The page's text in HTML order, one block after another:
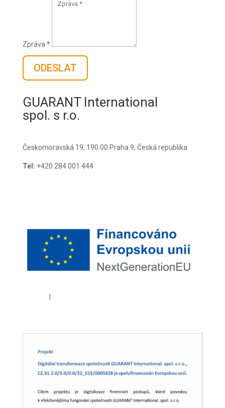
Zpráva *
ODESLAT
GUARANT International
spol. s r.o.
Českomoravská 19, 190 00 Praha 9, Česká republika
Tel: +420 284 001 444